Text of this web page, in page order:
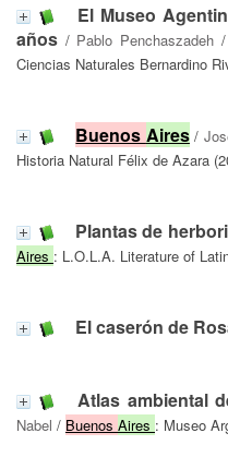
El Museo
años / Pablo Penchaszadeh /
Ciencias Naturales Bernardino
Buenos Aires/
Historia Natural Félix de Azara
Plantas de
Aires : L.O.L.A. Literature of
El caserón de
Atlas ambiental
Nabel / Buenos Aires : Museo